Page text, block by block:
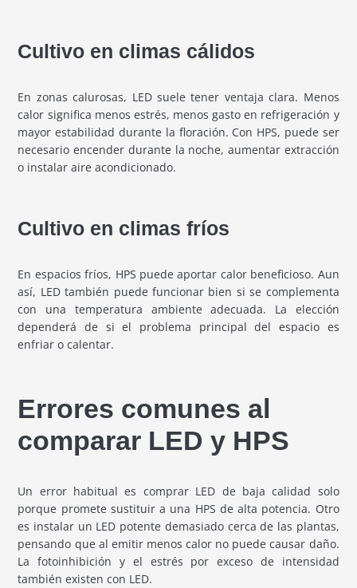
Cultivo en climas cálidos
En zonas calurosas, LED suele tener ventaja clara. Menos
calor significa menos estrés, menos gasto en refrigeración y
mayor estabilidad durante la floración. Con HPS, puede ser
necesario encender durante la noche, aumentar extracción
o instalar aire acondicionado.
Cultivo en climas fríos
En espacios fríos, HPS puede aportar calor beneficioso. Aun
así, LED también puede funcionar bien si se complementa
con una temperatura ambiente adecuada. La elección
dependerá de si el problema principal del espacio es
enfriar o calentar.
Errores comunes al
comparar LED y HPS
Un error habitual es comprar LED de baja calidad solo
porque promete sustituir a una HPS de alta potencia. Otro
es instalar un LED potente demasiado cerca de las plantas,
pensando que al emitir menos calor no puede causar daño.
La fotoinhibición y el estrés por exceso de intensidad
también existen con LED.